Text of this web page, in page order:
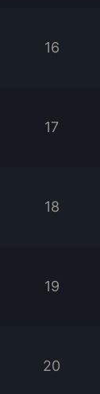
16
17
18
19
20